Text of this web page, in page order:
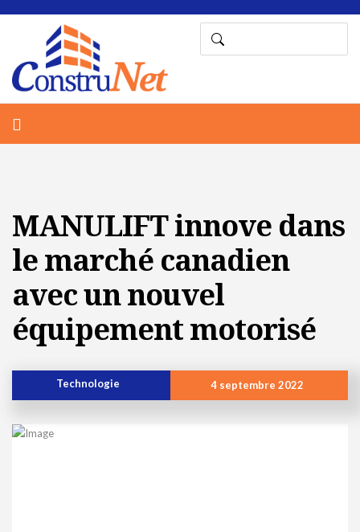
MANULIFT innove dans
le marché canadien
avec un nouvel
équipement motorisé
Technologie 4 septembre 2022